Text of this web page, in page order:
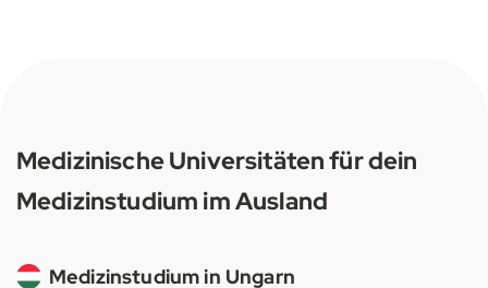
Medizinische Universitäten für dein
Medizinstudium im Ausland
Medizinstudium in Ungarn